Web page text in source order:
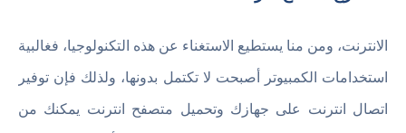
الانترنت، ومن منا يستطيع الاستغناء عن هذه التكنولوجيا، فغالبية
استخدامات الكمبيوتر أصبحت لا تكتمل بدونها، ولذلك فإن توفير
اتصال انترنت على جهازك وتحميل متصفح انترنت يمكنك من